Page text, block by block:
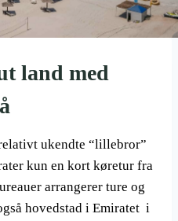
land med
ukendte “lillebror”
kun en kort køretur fra
arrangerer ture og
hovedstad i Emiratet i